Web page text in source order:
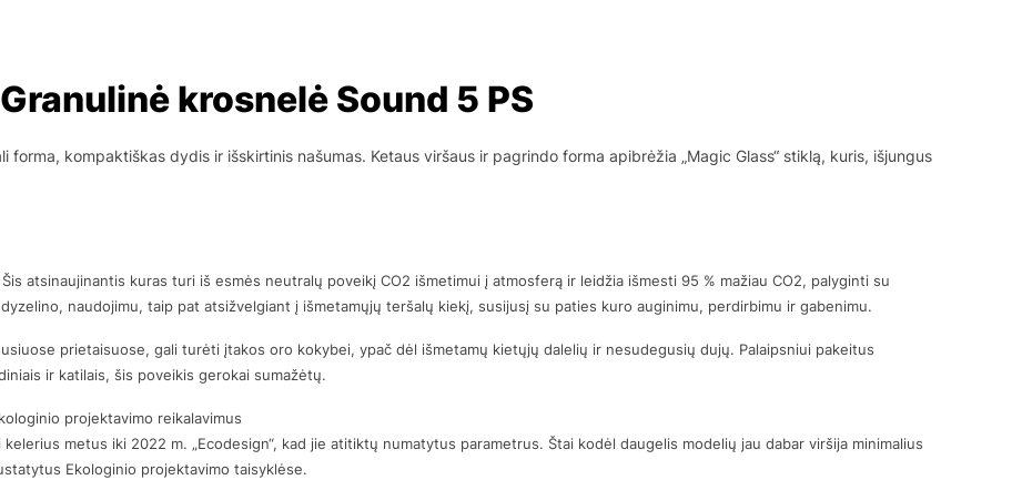
Granulinė krosnelė Sound 5 PS
forma, kompaktiškas dydis ir išskirtinis našumas. Ketaus viršaus ir pagrindo forma apibrėžia „Magic Glass“ stiklą, kuris, išjungus
atsinaujinantis kuras turi iš esmės neutralų poveikį CO2 išmetimui į atmosferą ir leidžia išmesti 95 % mažiau CO2, palyginti su
naudojimu, taip pat atsižvelgiant į išmetamųjų teršalų kiekį, susijusį su paties kuro auginimu, perdirbimu ir gabenimu.
prietaisuose, gali turėti įtakos oro kokybei, ypač dėl išmetamų kietųjų dalelių ir nesudegusių dujų. Palaipsniui pakeitus
ir katilais, šis poveikis gerokai sumažėtų.
projektavimo reikalavimus
metus iki 2022 m. „Ecodesign“, kad jie atitiktų numatytus parametrus. Štai kodėl daugelis modelių jau dabar viršija minimalius
Ekologinio projektavimo taisyklėse.